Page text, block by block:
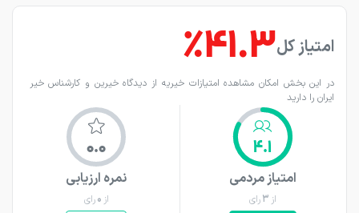
امتیاز کل٪41.3
در این بخش امکان مشاهده امتیازات خیریه از دیدگاه خیرین و کارشناس خیر
ایران را دارید
4.1
امتیاز مردمی
از رای
0.0
نمره ارزیابی
از رای